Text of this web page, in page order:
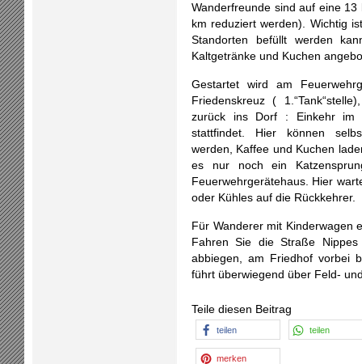
Wanderfreunde sind auf eine
km reduziert werden). Wichtig
Standorten befüllt werden
Kaltgetränke und Kuchen
Gestartet wird am
Friedenskreuz (
zurück ins Dorf : Einkehr im
stattfindet. Hier können
werden, Kaffee und Kuchen
es nur noch ein
Feuerwehrgerätehaus. Hier
oder Kühles auf die Rückkehrer.
Für Wanderer mit Kinderwagen
Fahren Sie die Straße
abbiegen, am Friedhof vorbei
führt überwiegend über Feld-
Teile diesen Beitrag
teilen teilen
merken